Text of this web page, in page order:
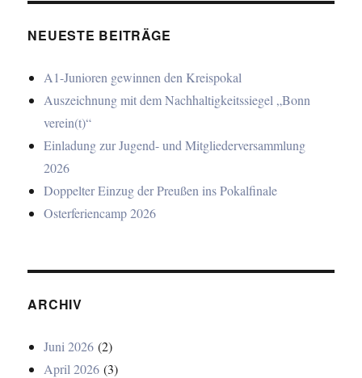
NEUESTE BEITRÄGE
A1-Junioren gewinnen den Kreispokal
Auszeichnung mit dem Nachhaltigkeitssiegel „Bonn
verein(t)“
Einladung zur Jugend- und Mitgliederversammlung
2026
Doppelter Einzug der Preußen ins Pokalfinale
Osterferiencamp 2026
ARCHIV
Juni 2026 (2)
April 2026 (3)